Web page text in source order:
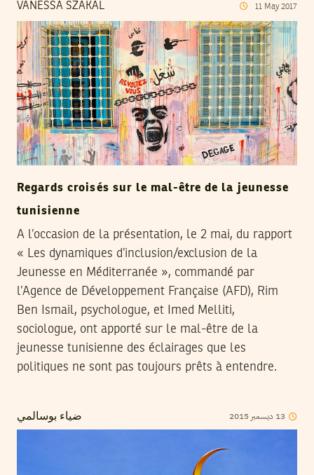
VANESSA SZAKAL 11 May 2017
Regards croisés sur le mal-être de la jeunesse
tunisienne
A l’occasion de la présentation, le 2 mai, du rapport
« Les dynamiques d’inclusion/exclusion de la
Jeunesse en Méditerranée », commandé par
l’Agence de Développement Française (AFD), Rim
Ben Ismail, psychologue, et Imed Melliti,
sociologue, ont apporté sur le mal-être de la
jeunesse tunisienne des éclairages que les
politiques ne sont pas toujours prêts à entendre.
ضياء بوسالمي 13 ديسمبر 2015